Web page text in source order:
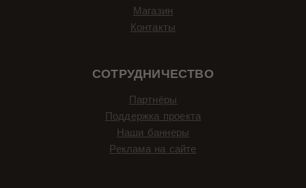
Магазин
Контакты
СОТРУДНИЧЕСТВО
Партнёры
Поддержка проекта
Наши баннеры
Реклама на сайте